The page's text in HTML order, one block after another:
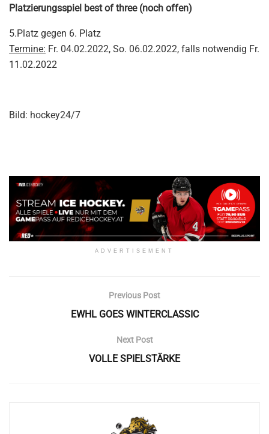
Platzierungsspiel best of three (noch offen)
5.Platz gegen 6. Platz
Termine: Fr. 04.02.2022, So. 06.02.2022, falls notwendig Fr.
11.02.2022
Bild: hockey24/7
ADVERTISEMENT
Previous Post
EWHL GOES WINTERCLASSIC
Next Post
VOLLE SPIELSTÄRKE